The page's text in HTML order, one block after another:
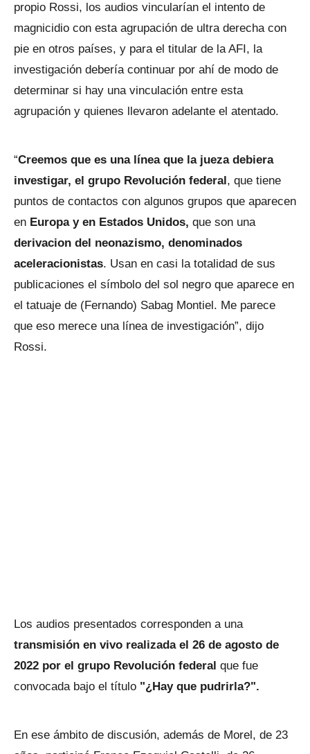
propio Rossi, los audios vincularían el intento de
magnicidio con esta agrupación de ultra derecha con
pie en otros países, y para el titular de la AFI, la
investigación debería continuar por ahí de modo de
determinar si hay una vinculación entre esta
agrupación y quienes llevaron adelante el atentado.
“Creemos que es una línea que la jueza debiera
investigar, el grupo Revolución federal, que tiene
puntos de contactos con algunos grupos que aparecen
en Europa y en Estados Unidos, que son una
derivacion del neonazismo, denominados
aceleracionistas. Usan en casi la totalidad de sus
publicaciones el símbolo del sol negro que aparece en
el tatuaje de (Fernando) Sabag Montiel. Me parece
que eso merece una línea de investigación”, dijo
Rossi.
Los audios presentados corresponden a una
transmisión en vivo realizada el 26 de agosto de
2022 por el grupo Revolución federal que fue
convocada bajo el título "¿Hay que pudrirla?".
En ese ámbito de discusión, además de Morel, de 23